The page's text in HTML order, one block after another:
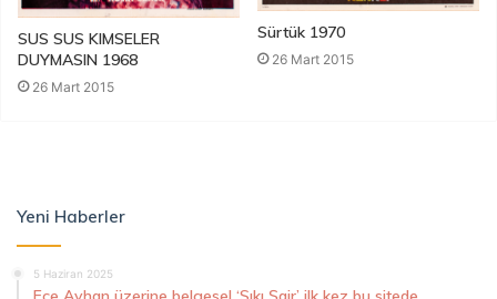
SUS SUS KIMSELER
DUYMASIN 1968
26 Mart 2015
Sürtük 1970
26 Mart 2015
Yeni Haberler
5 Haziran 2025